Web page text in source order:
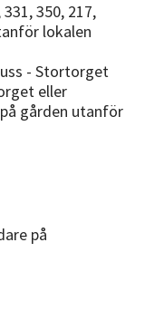
350, 217,
lokalen
- Stortorget
eller
gården utanför
på